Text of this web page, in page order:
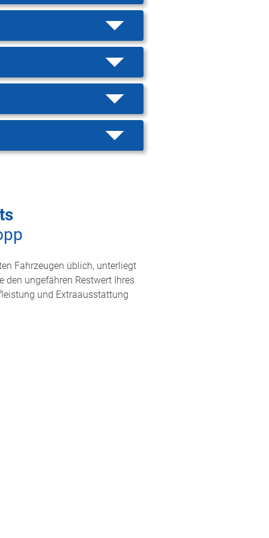
Fahrzeugen üblich, unterliegt
den ungefähren Restwert Ihres
und Extraausstattung